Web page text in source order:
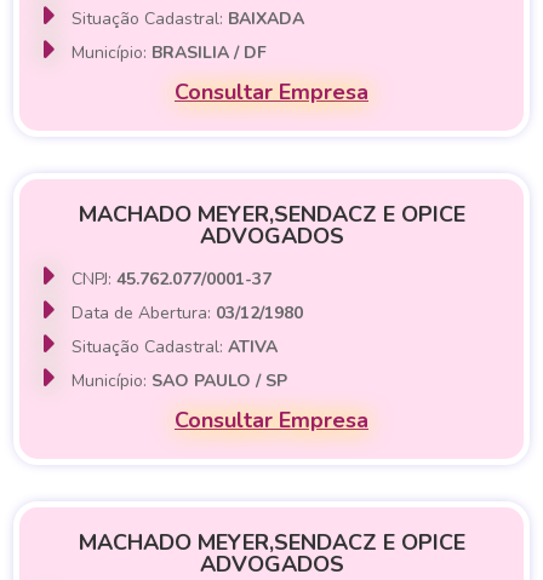
Situação Cadastral: BAIXADA
Município: BRASILIA / DF
Consultar Empresa
MACHADO MEYER,SENDACZ E OPICE
ADVOGADOS
CNPJ:45.762.077/0001-37
Data de Abertura: 03/12/1980
Situação Cadastral:ATIVA
Município: SAO PAULO / SP
Consultar Empresa
MACHADO MEYER,SENDACZ E OPICE
ADVOGADOS